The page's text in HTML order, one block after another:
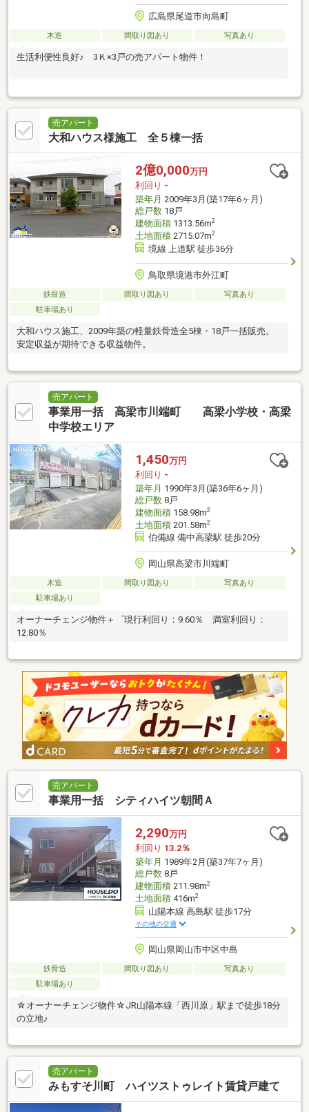
広島県尾道市向島町
木造 間取り図あり 写真あり
生活利便性良好♪ 3Ｋ×3戸の売アパート物件！
売アパート
大和ハウス様施工 全５棟一括
2億0,000万円
利回り -
築年月 2009年3月(築17年6ヶ月)
総戸数18戸
建物面積1313.56m2
土地面積2715.07m2
境線 上道駅 徒歩36分
鳥取県境港市外江町
鉄骨造 間取り図あり
写真あり
駐車場あり
大和ハウス施工、2009年築の軽量鉄骨造全5棟・18戸一括販売。
安定収益が期待できる収益物件。
売アパート
事業用一括 高梁市川端町 高梁小学校・高梁
中学校エリア
1,450万円
利回り -
築年月 1990年3月(築36年6ヶ月)
総戸数8戸
建物面積158.98m2
土地面積201.58m2
伯備線 備中高梁駅 徒歩20分
岡山県高梁市川端町
木造 間取り図あり
写真あり
駐車場あり
オーナーチェンジ物件＋゜現行利回り：9.60％ 満室利回り：
12.80％
売アパート
事業用一括 シティハイツ朝間Ａ
2,290万円
利回り 13.2％
築年月 1989年2月(築37年7ヶ月)
総戸数8戸
建物面積211.98m2
土地面積416m2
山陽本線 高島駅 徒歩17分
その他の交通
岡山県岡山市中区中島
鉄骨造 間取り図あり
写真あり
駐車場あり
☆オーナーチェンジ物件☆JR山陽本線「西川原」駅まで徒歩18分
の立地♪
売アパート
みもすそ川町 ハイツストゥレイト賃貸戸建て